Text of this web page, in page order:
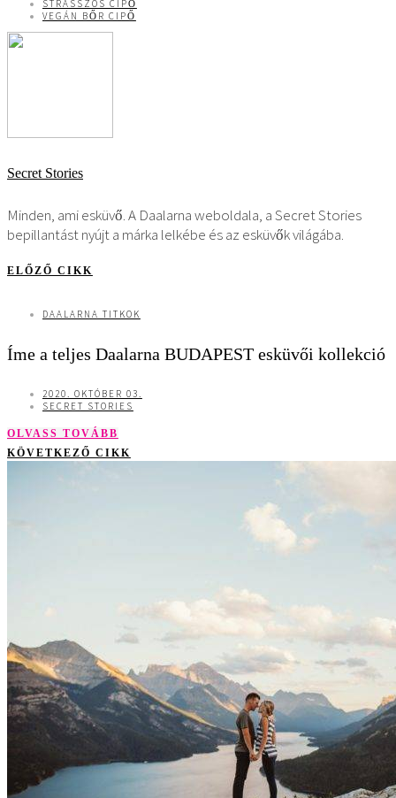
STRASSZOS CIPŐ
VEGÁN BŐR CIPŐ
Secret Stories
Minden, ami esküvő. A Daalarna weboldala, a Secret Stories
bepillantást nyújt a márka lelkébe és az esküvők világába.
ELŐZŐ CIKK
DAALARNA TITKOK
Íme a teljes Daalarna BUDAPEST esküvői kollekció
2020. OKTÓBER 03.
SECRET STORIES
OLVASS TOVÁBB
KÖVETKEZŐ CIKK